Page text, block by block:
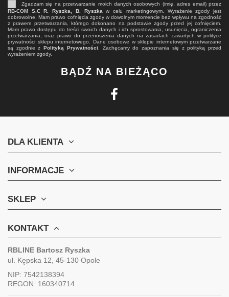
Zgadzam się na przetwarzanie moich danych osobowych (imię, adres email) przez
RB-COM S.C R. Ryszka, B. Ryszka w celu marketingowym. Wyrażenie zgody jest
dobrowolne. Mam prawo cofnięcia zgody w dowolnym momencie bez wpływu na zgodność
z prawem przetwarzania, którego dokonano na podstawie zgody przed jej cofnięciem.
Mam prawo dostępu do treści swoich danych i ich sprostowania, usunięcia, ograniczenia
przetwarzania, oraz prawo do przenoszenia danych na zasadach zawartych w polityce
prywatności sklepu internetowego. Dane osobowe w sklepie internetowym przetwarzane
są zgodnie zPolityką Prywatności . Zachęcamy do zapoznania się z polityką przed
wyrażeniem zgody.
BĄDŹ NA BIEŻĄCO
DLA KLIENTA
INFORMACJE
SKLEP
KONTAKT
RBLINE Bartosz Ryszka
ul. Kępska 12, 45-130 Opole
NIP: 7542138394
REGON: 160340714